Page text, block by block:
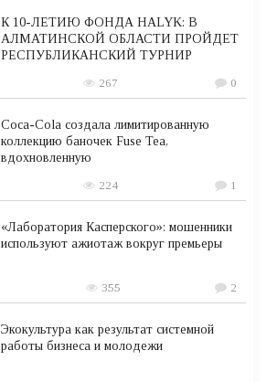
К 10-ЛЕТИЮ ФОНДА HALYK: В
АЛМАТИНСКОЙ ОБЛАСТИ ПРОЙДЕТ
РЕСПУБЛИКАНСКИЙ ТУРНИР
267 0
Coca-Cola создала лимитированную
коллекцию баночек Fuse Tea,
вдохновленную
224 1
«Лаборатория Касперского»: мошенники
используют ажиотаж вокруг премьеры
355 2
Экокультура как результат системной
работы бизнеса и молодежи